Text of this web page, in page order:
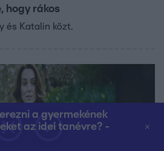
a gyermekének
az idei tanévre? -
hogy rákos
és Katalin közt.